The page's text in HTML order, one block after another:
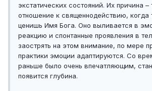
экстатических состояний. Их причина –
отношение к священнодействию,
ценишь Имя Бога. Оно выливается в
реакцию и спонтанные проявления в
заострять на этом внимание, по мере
практики эмоции адаптируются. Со
раньше было очень впечатляющим,
появится глубина.